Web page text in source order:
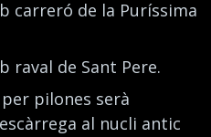
carreró de la Puríssima
raval de Sant Pere.
pilones serà
al nucli antic